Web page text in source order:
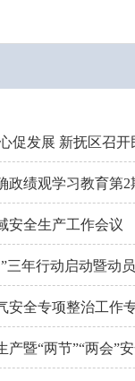
促发展 新抚区召
政绩观学习教育第
安全生产工作会议
三年行动启动暨动
安全专项整治工作
产暨“两节”“两会”